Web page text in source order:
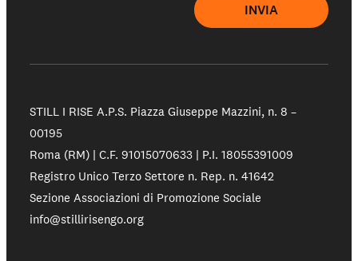
INVIA
STILL I RISE A.P.S. Piazza Giuseppe Mazzini, n. 8 –
00195
Roma (RM) | C.F. 91015070633 | P.I. 18055391009
Registro Unico Terzo Settore n. Rep. n. 41642
Sezione Associazioni di Promozione Sociale
info@stillirisengo.org